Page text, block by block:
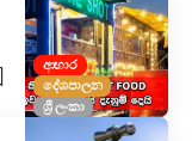
ආහාර
දේශපාලන
ශ්‍රී ලංකා